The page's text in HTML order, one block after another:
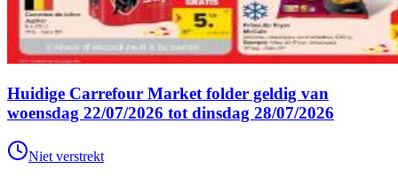
Huidige Carrefour Market folder geldig van
woensdag 22/07/2026 tot dinsdag 28/07/2026
Niet verstrekt